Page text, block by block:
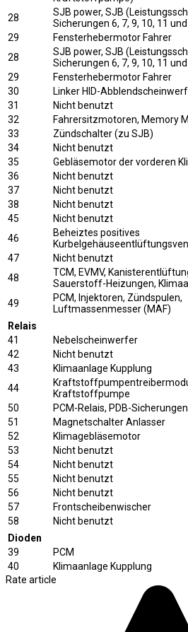
28
SJB power, SJB
Sicherungen 6, 7, 9, 10, 11
29
Fensterhebermotor Fahrer
28
SJB power, SJB
Sicherungen 6, 7, 9, 10, 11
29
Fensterhebermotor Fahrer
30
Linker HID-
31
Nicht benutzt
32
Fahrersitzmotoren, Memory
33
Zündschalter (zu SJB)
34
Nicht benutzt
35
Gebläsemotor der vorderen
36
Nicht benutzt
37
Nicht benutzt
38
Nicht benutzt
45
Nicht benutzt
46
Beheiztes positives
47
Nicht benutzt
48
TCM, EVMV,
Sauerstoff-Heizungen,
49
PCM, Injektoren, Zündspulen,
Luftmassenmesser (MAF)
Relais
41
Nebelscheinwerfer
42
Nicht benutzt
43
Klimaanlage Kupplung
44
Kraftstoffpumpe
50
PCM-Relais, PDB-
51
Magnetschalter Anlasser
52
Klimagebläsemotor
53
Nicht benutzt
54
Nicht benutzt
55
Nicht benutzt
56
Nicht benutzt
57
Frontscheibenwischer
58
Nicht benutzt
Dioden
39
PCM
40
Klimaanlage Kupplung
Rate article